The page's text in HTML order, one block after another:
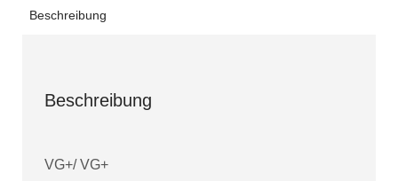
Beschreibung
Beschreibung
VG+/ VG+